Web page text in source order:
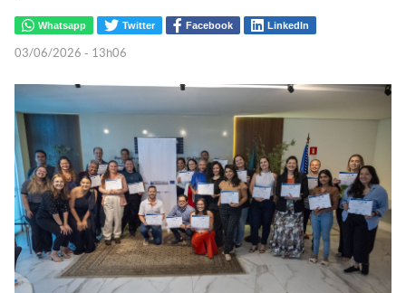
Whatsapp Twitter Facebook LinkedIn
03/06/2026 - 13h06